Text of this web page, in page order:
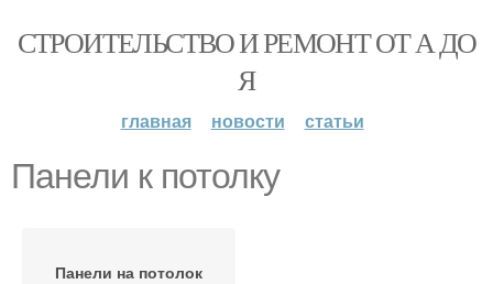
СТРОИТЕЛЬСТВО И РЕМОНТ ОТ А ДО
Я
главная новости статьи
Панели к потолку
Панели на потолок